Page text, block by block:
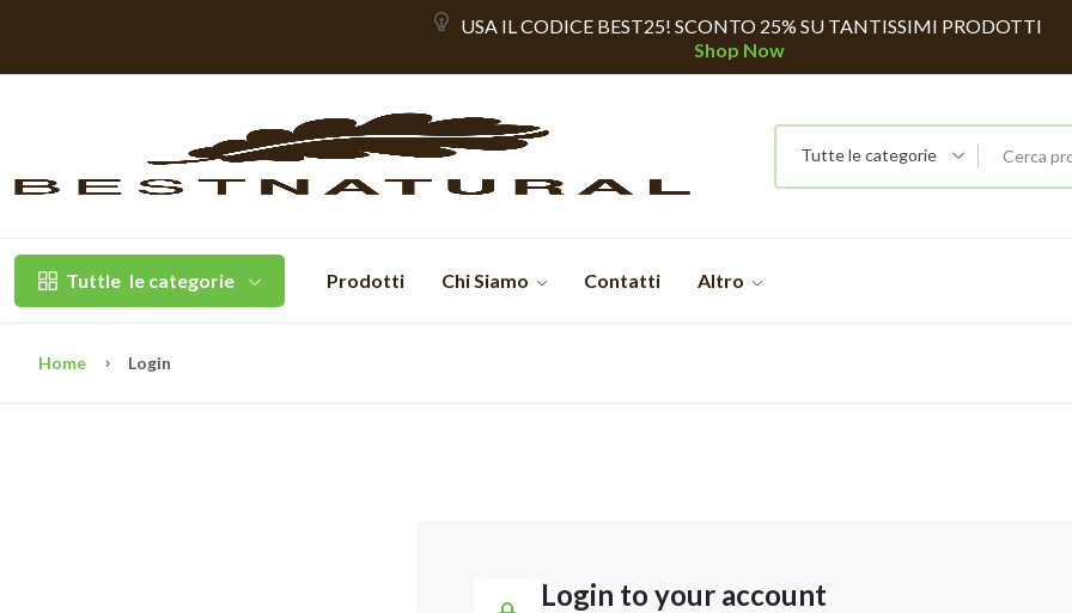
USA IL CODICE BEST25! SCONTO 25% SU TANTISSIMI PRODOTTI
Shop Now
Tutte le categorie
Tuttle le categorie Prodotti Chi Siamo Contatti Altro
Home Login
Login to your account